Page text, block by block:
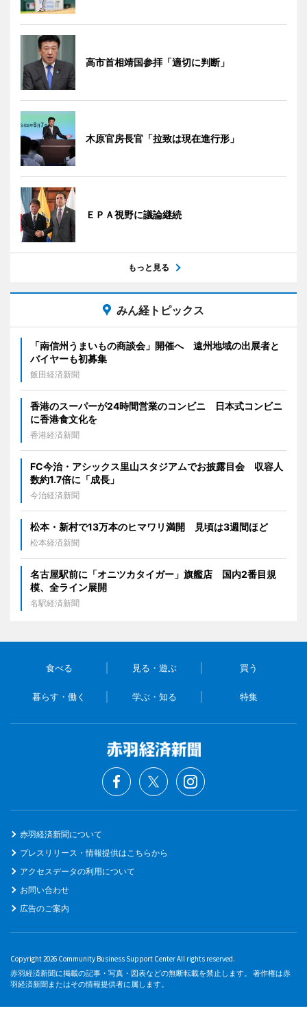
高市首相靖国参拝「適切に判断」
木原官房長官「拉致は現在進行形」
ＥＰＡ視野に議論継続
もっと見る
みん経トピックス
「南信州うまいもの商談会」開催へ 遠州地域の出展者と
バイヤーも初募集
飯田経済新聞
香港のスーパーが24時間営業のコンビニ 日本式コンビニ
に香港食文化を
香港経済新聞
FC今治・アシックス里山スタジアムでお披露目会 収容人
数約1.7倍に「成長」
今治経済新聞
松本・新村で13万本のヒマワリ満開 見頃は3週間ほど
松本経済新聞
名古屋駅前に「オニツカタイガー」旗艦店 国内2番目規
模、全ライン展開
名駅経済新聞
食べる 見る・遊ぶ 買う
暮らす・働く 学ぶ・知る 特集
赤羽経済新聞について
プレスリリース・情報提供はこちらから
アクセスデータの利用について
お問い合わせ
広告のご案内
Copyright 2026 Community Business Support Center All rights reserved.
赤羽経済新聞に掲載の記事・写真・図表などの無断転載を禁止します。 著作権は赤
羽経済新聞またはその情報提供者に属します。